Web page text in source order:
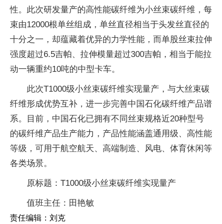
性。此次研发量产的高性能碳纤维为小丝束碳纤维，每
束由12000根单丝组成，单丝直径相当于头发丝直径的
十分之一，却蕴藏着优异的力学性能，而单股丝束拉伸
强度超过6.5吉帕、拉伸模量超过300吉帕，相当于能拉
动一辆重约10吨的中型卡车。
此次T1000级小丝束碳纤维实现量产，与大丝束碳
纤维形成优势互补，进一步完善中国石化碳纤维产品谱
系。目前，中国石化已拥有不同丝束规格近20种型号
的碳纤维产品生产能力，产品性能涵盖通用级、高性能
等级，可用于航空航天、高端制造、风电、体育休闲等
各类场景。
原标题：T1000级小丝束碳纤维实现量产
值班主任：田艳敏
责任编辑：刘克